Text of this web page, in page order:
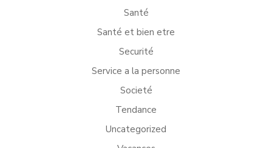
Santé
Santé et bien etre
Securité
Service a la personne
Societé
Tendance
Uncategorized